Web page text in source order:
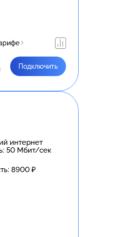
Подключить
интернет
50 Мбит/сек
8900 ₽